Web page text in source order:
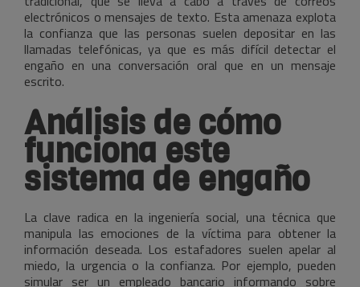
electrónicos o mensajes de texto. Esta amenaza explota
la confianza que las personas suelen depositar en las
llamadas telefónicas, ya que es más difícil detectar el
engaño en una conversación oral que en un mensaje
escrito.
Análisis de cómo
funciona este
sistema de engaño
La clave radica en la ingeniería social, una técnica que
manipula las emociones de la víctima para obtener la
información deseada. Los estafadores suelen apelar al
miedo, la urgencia o la confianza. Por ejemplo, pueden
simular ser un empleado bancario informando sobre